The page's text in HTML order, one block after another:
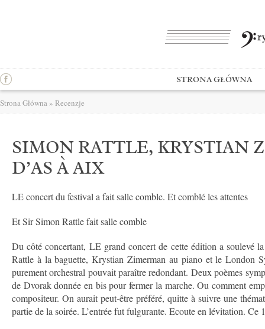
STRONA GŁÓWNA
Strona Główna » Recenzje
SIMON RATTLE, KRYSTIAN
D’AS À AIX
LE concert du festival a fait salle comble. Et comblé les attentes
Et Sir Simon Rattle fait salle comble
Du côté concertant, LE grand concert de cette édition a soulevé
Rattle à la baguette, Krystian Zimerman au piano et le London
purement orchestral pouvait paraître redondant. Deux poèmes
de Dvorak donnée en bis pour fermer la marche. Ou com­ment
compositeur. On aurait peut-être préféré, quitte à suivre une
partie de la soirée. L’entrée fut fulgurante. Ecoute en lévitation. Ce